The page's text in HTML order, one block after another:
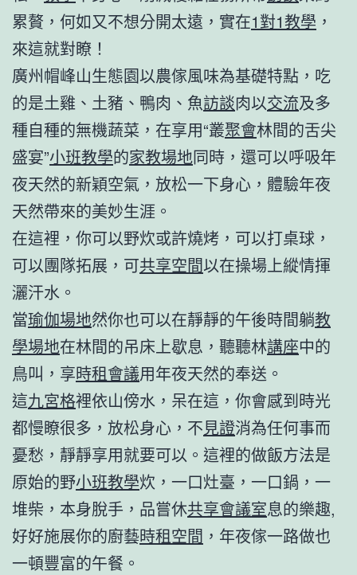
累贅，何如又不想分開太遠，實在1對1教學 ，
來這就對瞭！
廣州帽峰山生態園以農傢風味為基礎特點，吃
的是土雞、土豬、鴨肉、魚訪談肉以交流及多
種自種的無機蔬菜，在享用“叢聚會林間的舌尖
盛宴”小班教學的家教場地同時，還可以呼吸年
夜天然的新穎空氣，放松一下身心，體驗年夜
天然帶來的美妙生涯。
在這裡，你可以野炊或許燒烤，可以打桌球，
可以團隊拓展，可共享空間以在操場上縱情揮
灑汗水。
當瑜伽場地然你也可以在靜靜的午後時間躺教
學場地在林間的吊床上歇息，聽聽林講座中的
鳥叫，享時租會議用年夜天然的奉送。
這九宮格裡依山傍水，呆在這，你會感到時光
都慢瞭很多，放松身心，不見證消為任何事而
憂愁，靜靜享用就要可以。這裡的做飯方法是
原始的野小班教學炊，一口灶臺，一口鍋，一
堆柴，本身脫手，品嘗休共享會議室息的樂趣,
好好施展你的廚藝時租空間 ，年夜傢一路做也
一頓豐富的午餐。